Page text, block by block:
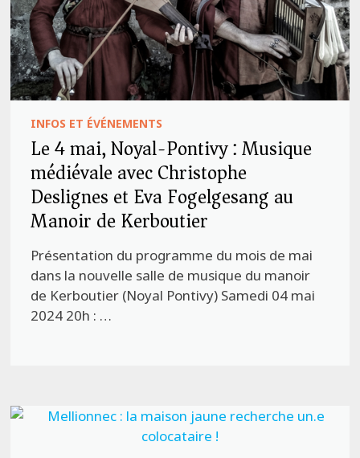
INFOS ET ÉVÉNEMENTS
Le 4 mai, Noyal-Pontivy : Musique
médiévale avec Christophe
Deslignes et Eva Fogelgesang au
Manoir de Kerboutier
Présentation du programme du mois de mai
dans la nouvelle salle de musique du manoir
de Kerboutier (Noyal Pontivy) Samedi 04 mai
2024 20h : …